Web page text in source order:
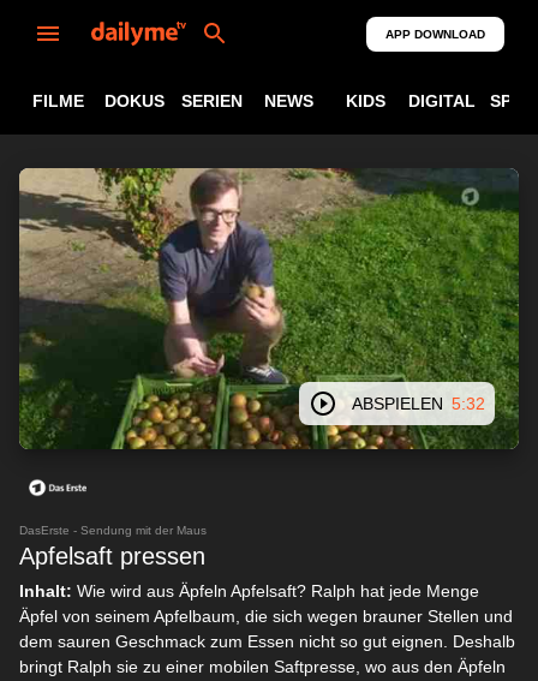
APP DOWNLOAD
FILME DOKUS SERIEN NEWS KIDS DIGITAL
ABSPIELEN 5:32
DasErste - Sendung mit der Maus
Apfelsaft pressen
Inhalt: Wie wird aus Äpfeln Apfelsaft? Ralph hat jede Menge
Äpfel von seinem Apfelbaum, die sich wegen brauner Stellen und
dem sauren Geschmack zum Essen nicht so gut eignen. Deshalb
bringt Ralph sie zu einer mobilen Saftpresse, wo aus den Äpfeln